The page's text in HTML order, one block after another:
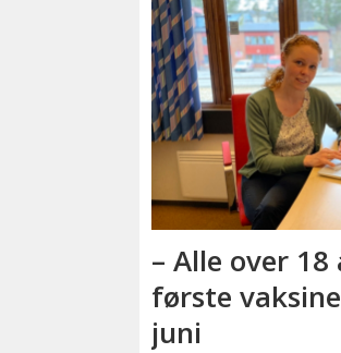
– Alle over
første
juni